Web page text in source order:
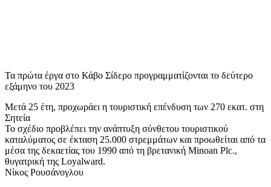
Τα πρώτα έργα στο Κάβο Σίδερο προγραμματίζονται το δεύτερο
εξάμηνο του 2023
Μετά 25 έτη, προχωράει η τουριστική επένδυση των 270 εκατ. στη
Σητεία
Το σχέδιο προβλέπει την ανάπτυξη σύνθετου τουριστικού
καταλύματος σε έκταση 25.000 στρεμμάτων και προωθείται από τα
μέσα της δεκαετίας του 1990 από τη βρετανική Minoan Plc.,
θυγατρική της Loyalward.
Νίκος Ρουσάνογλου